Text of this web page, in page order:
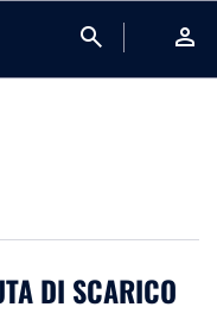
search person
DI SCARICO